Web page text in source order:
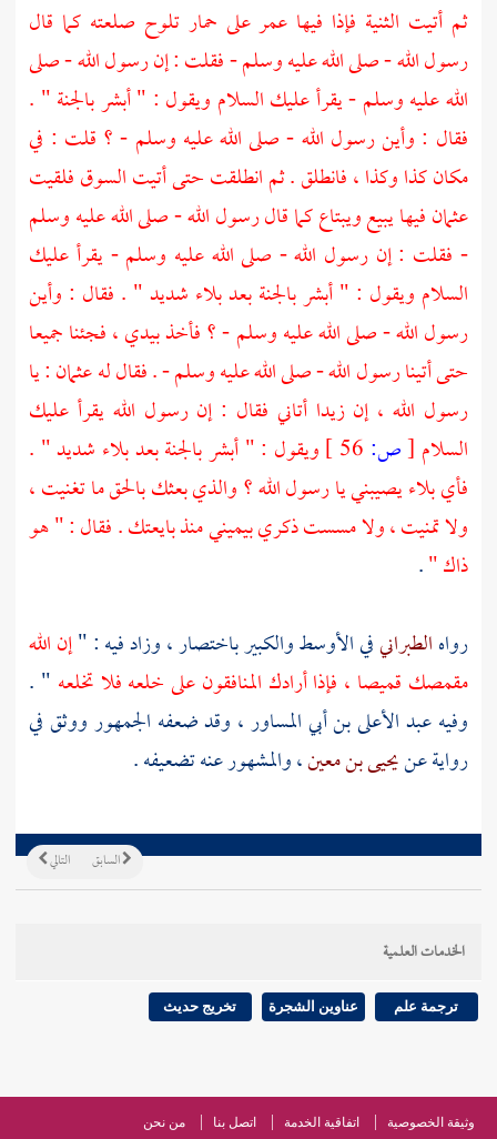
ثم أتيت الثنية فإذا فيها عمرعلى حمار تلوح صلعته كما قال
رسول الله - صلى الله عليه وسلم - فقلت : إن رسول الله - صلى
الله عليه وسلم - يقرأ عليك السلام ويقول : " أبشر بالجنة " .
فقال : وأين رسول الله - صلى الله عليه وسلم - ؟ قلت : في
مكان كذا وكذا ، فانطلق . ثم انطلقت حتى أتيت السوق فلقيت
عثمانفيها يبيع ويبتاع كما قال رسول الله - صلى الله عليه وسلم
- فقلت : إن رسول الله - صلى الله عليه وسلم - يقرأ عليك
السلام ويقول : " أبشر بالجنة بعد بلاء شديد " . فقال : وأين
رسول الله - صلى الله عليه وسلم - ؟ فأخذ بيدي ، فجئنا جميعا
حتى أتينا رسول الله - صلى الله عليه وسلم - . فقال لهعثمان: يا
رسول الله ، إنزيداأتاني فقال : إن رسول الله يقرأ عليك
السلام [ص:
ويقول : " أبشر بالجنة بعد بلاء شديد " .
فأي بلاء يصيبني يا رسول الله ؟ والذي بعثك بالحق ما تغنيت ،
ولا تمنيت ، ولا مسست ذكري بيميني منذ بايعتك . فقال : " هو
ذاك ".
رواهالطبرانيفي الأوسط والكبير باختصار ، وزاد فيه : "إن الله
مقمصك قميصا ، فإذا أرادك المنافقون على خلعه فلا تخلعه " .
وفيهعبد الأعلى بن أبي المساور، وقد ضعفه الجمهور ووثق في
رواية عنيحيى بن معين، والمشهور عنه تضعيفه .
التالي السابق
الخدمات العلمية
ترجمة علم عناوين الشجرة تخريج حديث
وثيقة الخصوصية اتفاقية الخدمة اتصل بنا من نحن